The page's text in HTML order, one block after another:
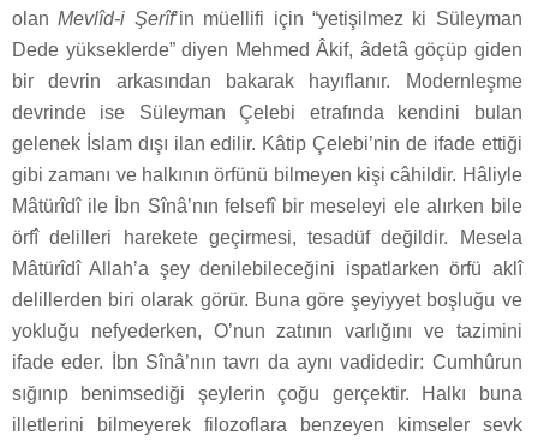
olanMevlîd-i Şerîf’in müellifi için “yetişilmez ki Süleyman
Dede yükseklerde” diyen Mehmed Âkif, âdetâ göçüp giden
bir devrin arkasından bakarak hayıflanır. Modernleşme
devrinde ise Süleyman Çelebi etrafında kendini bulan
gelenek İslam dışı ilan edilir. Kâtip Çelebi’nin de ifade ettiği
gibi zamanı ve halkının örfünü bilmeyen kişi câhildir. Hâliyle
Mâtürîdî ile İbn Sînâ’nın felsefî bir meseleyi ele alırken bile
örfî delilleri harekete geçirmesi, tesadüf değildir. Mesela
Mâtürîdî Allah’a şey denilebileceğini ispatlarken örfü aklî
delillerden biri olarak görür. Buna göre şeyiyyet boşluğu ve
yokluğu nefyederken, O’nun zatının varlığını ve tazimini
ifade eder. İbn Sînâ’nın tavrı da aynı vadidedir: Cumhûrun
sığınıp benimsediği şeylerin çoğu gerçektir. Halkı buna
illetlerini bilmeyerek filozoflara benzeyen kimseler sevk